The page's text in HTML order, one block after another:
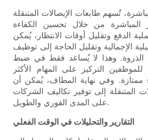
تُسهم طابعات الإيصالات المتنقلة
المباشرة من خلال تحسين الكفاءة
الدفع وتقليل أوقات الانتظار، يُمكن
الإجمالية وتقليل الحاجة إلى توظيف
الذروة. وهذا لا يُساعد فقط في ضبط
التركيز على المهام الأكثر
ممتازة. وفي نهاية المطاف، يُمكن أن
المتنقلة إلى توفير تكاليف الشركات
على المدى الفوري والطويل.
التقارير والتحليلات في الوقت الفعلي